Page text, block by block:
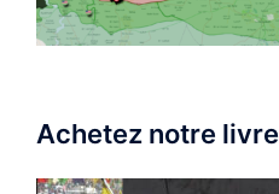
Achetez notre livre